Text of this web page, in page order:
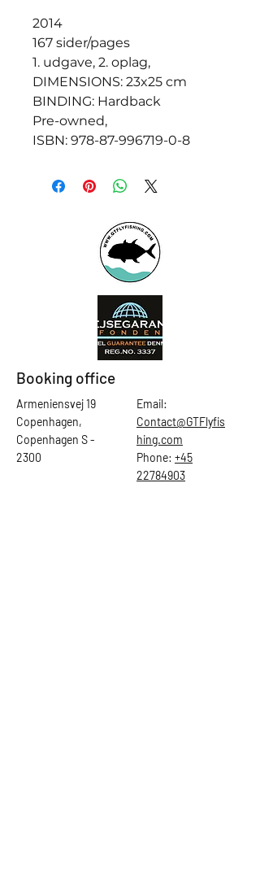
2014
167 sider/pages
1. udgave, 2. oplag,
DIMENSIONS: 23x25 cm
BINDING: Hardback
Pre-owned,
ISBN: 978-87-996719-0-8
Booking office
Armeniensvej 19
Copenhagen,
Copenhagen S -
2300
Email:
Contact@GTFlyfis
hing.com
Phone: +45
22784903